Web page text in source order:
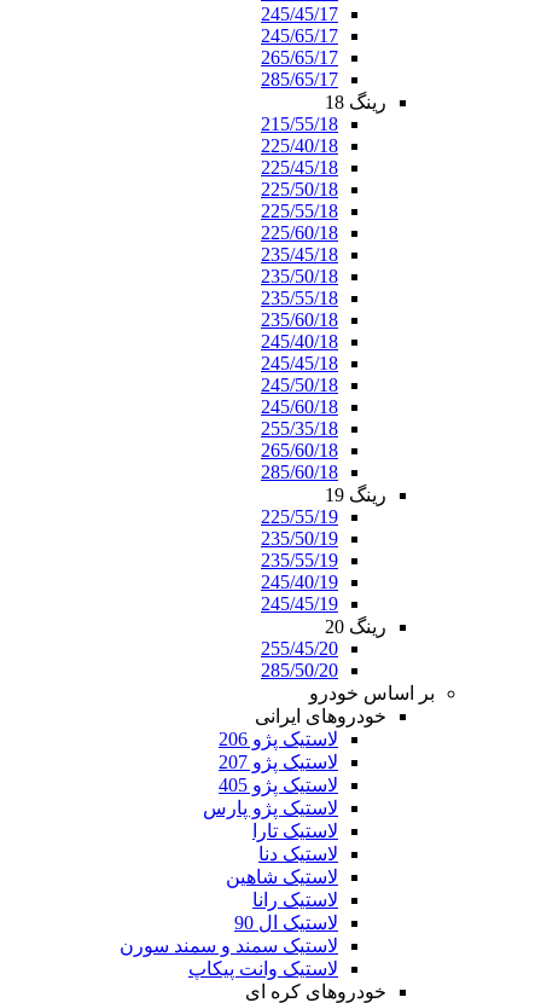
245/45/17
245/65/17
265/65/17
285/65/17
رینگ 18
215/55/18
225/40/18
225/45/18
225/50/18
225/55/18
225/60/18
235/45/18
235/50/18
235/55/18
235/60/18
245/40/18
245/45/18
245/50/18
245/60/18
255/35/18
265/60/18
285/60/18
رینگ 19
225/55/19
235/50/19
235/55/19
245/40/19
245/45/19
رینگ 20
255/45/20
285/50/20
بر اساس خودرو
خودروهای ایرانی
لاستیک پژو 206
لاستیک پژو 207
لاستیک پژو 405
لاستیک پژو پارس
لاستیک تارا
لاستیک دنا
لاستیک شاهین
لاستیک رانا
لاستیک ال 90
لاستیک سمند و سمند سورن
لاستیک وانت پیکاپ
خودروهای کره ای